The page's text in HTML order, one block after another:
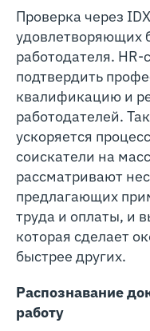
Проверка через
удовлетворяющих
работодателя.
подтвердить
квалификацию и
работодателей.
ускоряется
соискатели на
рассматривают
предлагающих
труда и оплаты, и
которая сделает
быстрее других.
Распознавание
работу